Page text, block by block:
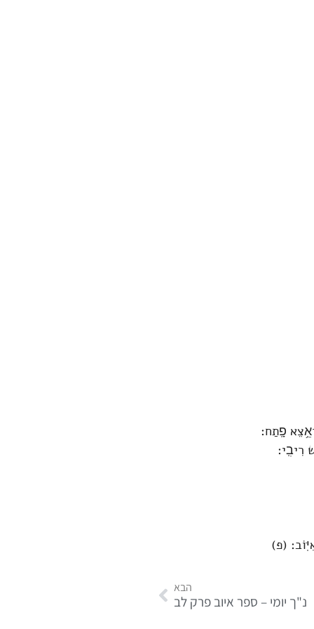
פָֽתַח׃
רִיבִֽי׃
(פ)
הבא
נ"ך יומי – ספר איוב פרק לב